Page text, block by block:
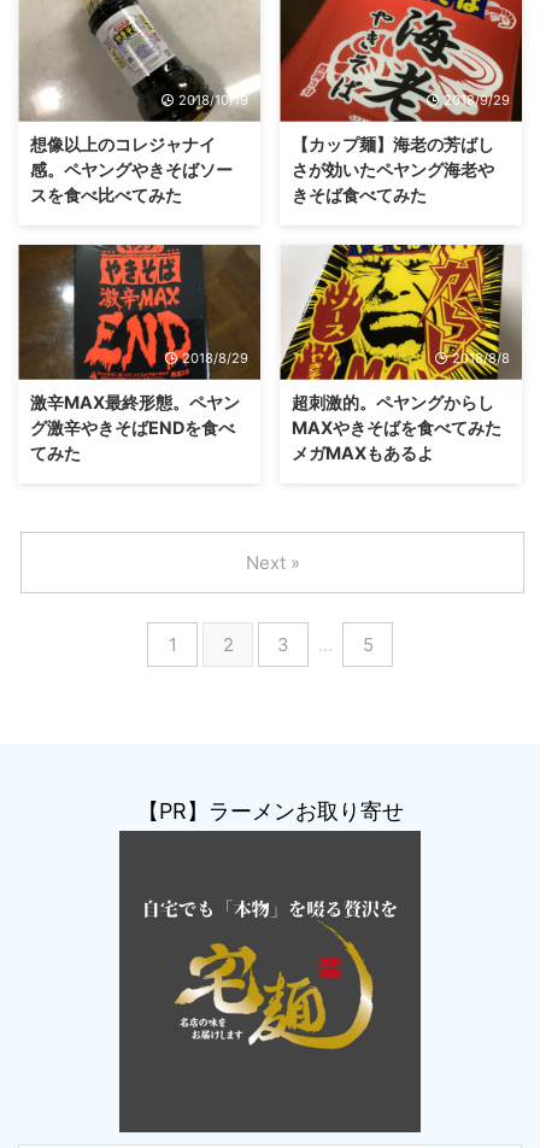
2018/10/19
想像以上のコレジャナイ
感。ペヤングやきそばソー
スを食べ比べてみた
2018/9/29
【カップ麺】海老の芳ばし
さが効いたペヤング海老や
きそば食べてみた
2018/8/29
激辛MAX最終形態。ペヤン
グ激辛やきそばENDを食べ
てみた
2018/8/8
超刺激的。ペヤングからし
MAXやきそばを食べてみた
メガMAXもあるよ
1 2 3 … 5
Next »
【PR】ラーメンお取り寄せ